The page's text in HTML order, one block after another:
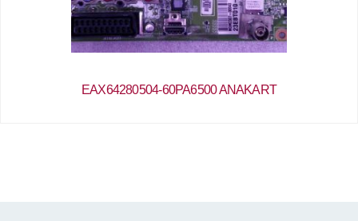
EAX64280504-60PA6500 ANAKART